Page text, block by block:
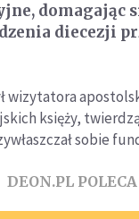
domagając
diecezji
wizytatora
księży,
sobie
DEON.PL POLECA